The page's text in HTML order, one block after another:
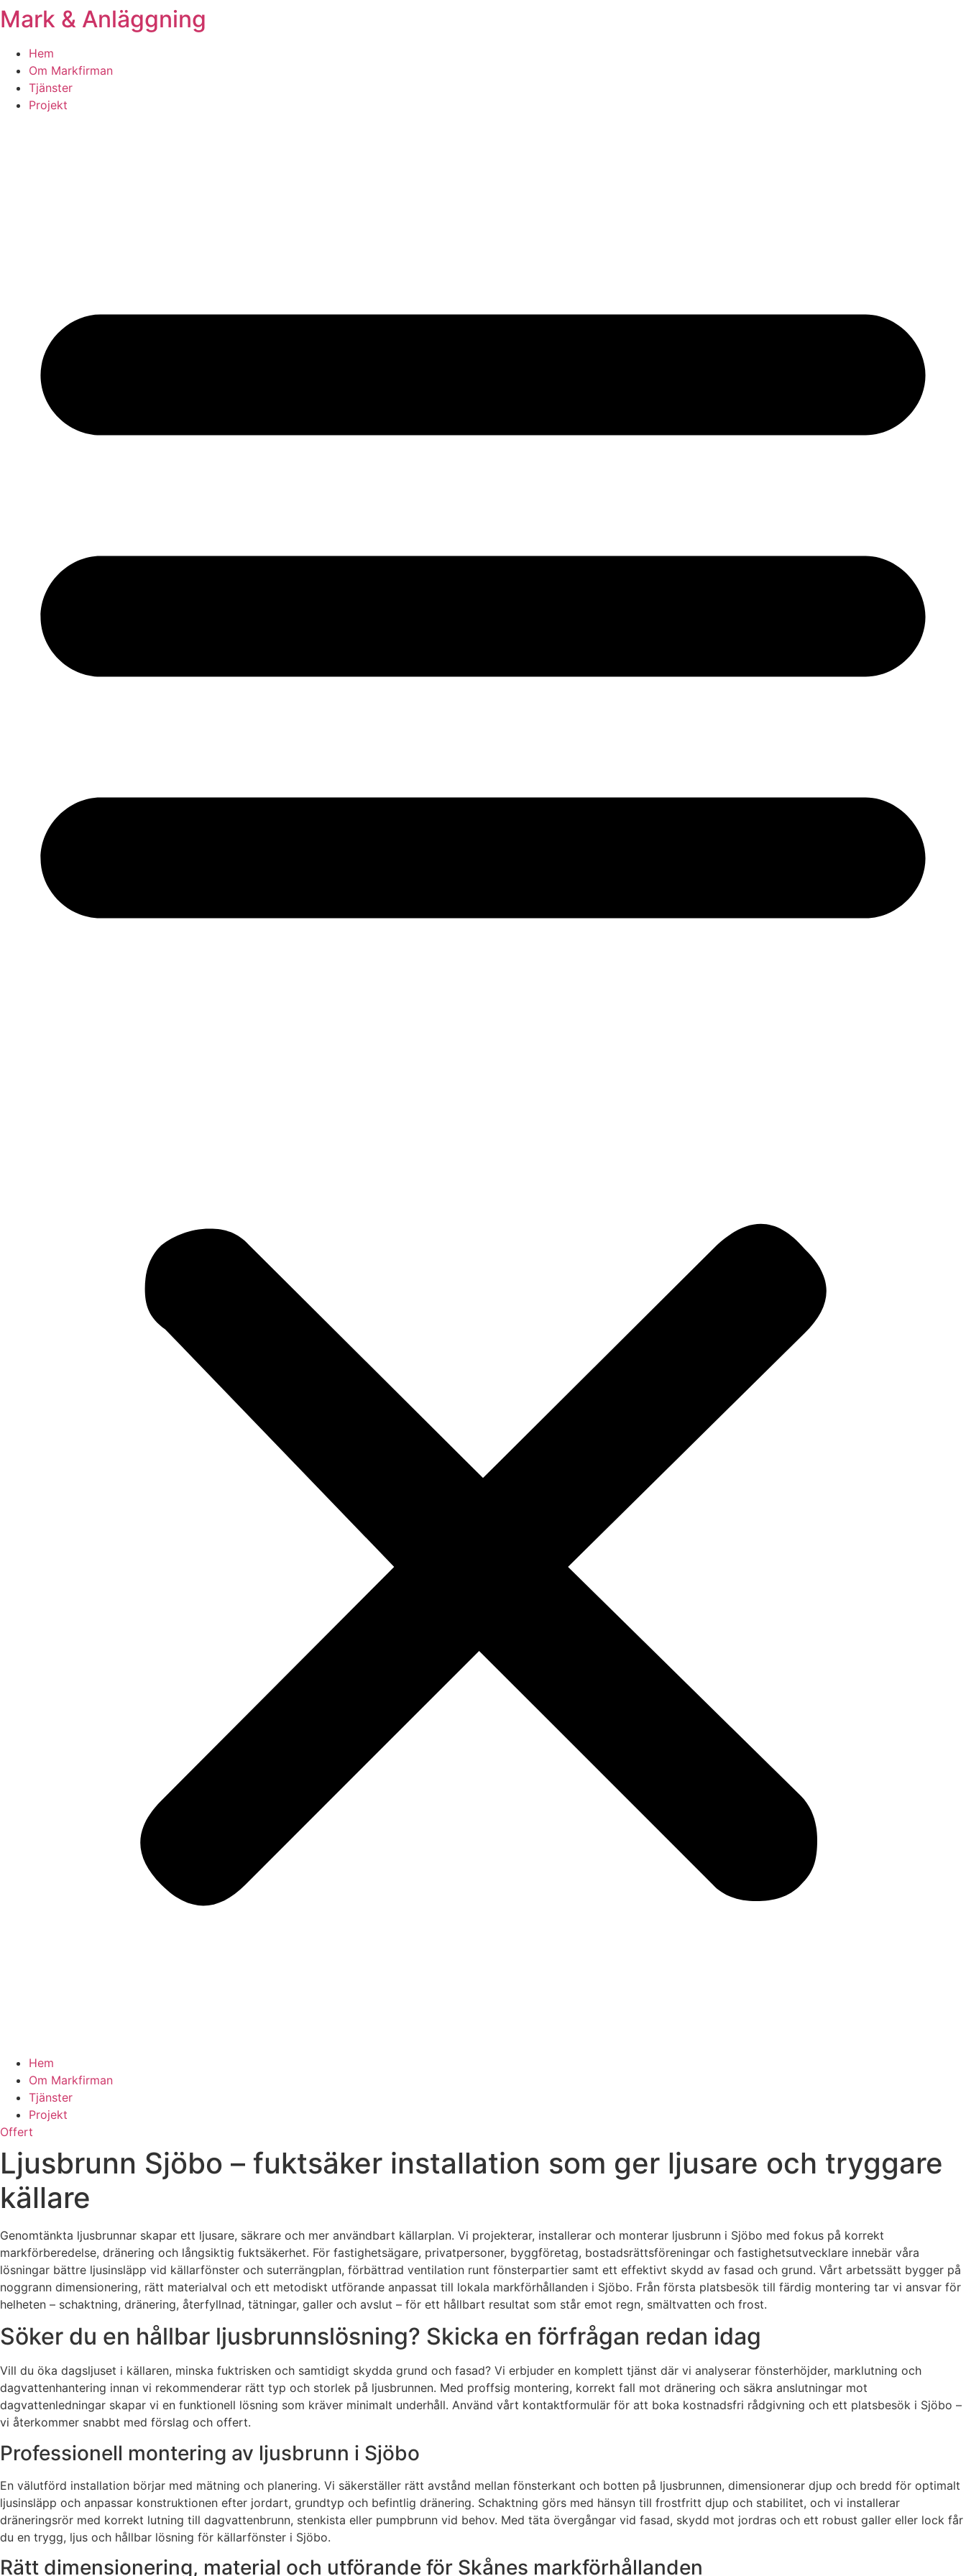
Skip
to
content
Mark & Anläggning
Hem
Om Markfirman
Tjänster
Projekt
Hem
Om Markfirman
Tjänster
Projekt
Offert
Ljusbrunn Sjöbo – fuktsäker installation som ger ljusare och tryggare
källare
Genomtänkta ljusbrunnar skapar ett ljusare, säkrare och mer användbart källarplan. Vi projekterar, installerar och monterar ljusbrunn i Sjöbo med fokus på korrekt
markförberedelse, dränering och långsiktig fuktsäkerhet. För fastighetsägare, privatpersoner, byggföretag, bostadsrättsföreningar och fastighetsutvecklare innebär våra
lösningar bättre ljusinsläpp vid källarfönster och suterrängplan, förbättrad ventilation runt fönsterpartier samt ett effektivt skydd av fasad och grund. Vårt arbetssätt bygger på
noggrann dimensionering, rätt materialval och ett metodiskt utförande anpassat till lokala markförhållanden i Sjöbo. Från första platsbesök till färdig montering tar vi ansvar för
helheten – schaktning, dränering, återfyllnad, tätningar, galler och avslut – för ett hållbart resultat som står emot regn, smältvatten och frost.
Söker du en hållbar ljusbrunnslösning? Skicka en förfrågan redan idag
Vill du öka dagsljuset i källaren, minska fuktrisken och samtidigt skydda grund och fasad? Vi erbjuder en komplett tjänst där vi analyserar fönsterhöjder, marklutning och
dagvattenhantering innan vi rekommenderar rätt typ och storlek på ljusbrunnen. Med proffsig montering, korrekt fall mot dränering och säkra anslutningar mot
dagvattenledningar skapar vi en funktionell lösning som kräver minimalt underhåll. Använd vårt kontaktformulär för att boka kostnadsfri rådgivning och ett platsbesök i Sjöbo –
vi återkommer snabbt med förslag och offert.
Professionell montering av ljusbrunn i Sjöbo
En välutförd installation börjar med mätning och planering. Vi säkerställer rätt avstånd mellan fönsterkant och botten på ljusbrunnen, dimensionerar djup och bredd för optimalt
ljusinsläpp och anpassar konstruktionen efter jordart, grundtyp och befintlig dränering. Schaktning görs med hänsyn till frostfritt djup och stabilitet, och vi installerar
dräneringsrör med korrekt lutning till dagvattenbrunn, stenkista eller pumpbrunn vid behov. Med täta övergångar vid fasad, skydd mot jordras och ett robust galler eller lock får
du en trygg, ljus och hållbar lösning för källarfönster i Sjöbo.
Rätt dimensionering, material och utförande för Skånes markförhållanden